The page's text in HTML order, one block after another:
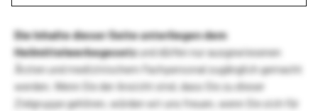
Die Inhalte dieser Seite unterliegen dem
Heilmittelwerbegesetzund dürfen nur ausgewiesenen
Ärzten und medizinischem Fachpersonal zugänglich gemacht
werden. Wenn Sie der Ansicht sind, dass Sie zu dieser
Zielgruppe gehören, würden wir uns freuen, wenn Sie sich für